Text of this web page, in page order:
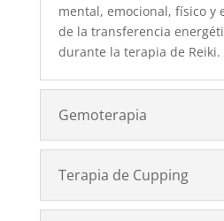
mental, emocional, físico y
de la transferencia
durante la terapia de Reiki.
Gemoterapia
Terapia de Cupping